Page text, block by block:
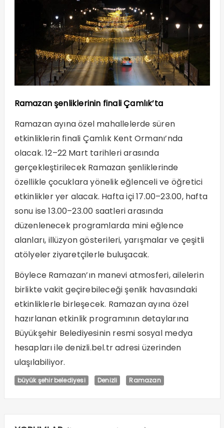
Ramazan şenliklerinin finali Çamlık’ta
Ramazan ayına özel mahallelerde süren
etkinliklerin finali Çamlık Kent Ormanı’nda
olacak. 12–22 Mart tarihleri arasında
gerçekleştirilecek Ramazan şenliklerinde
özellikle çocuklara yönelik eğlenceli ve öğretici
etkinlikler yer alacak. Hafta içi 17.00–23.00, hafta
sonu ise 13.00–23.00 saatleri arasında
düzenlenecek programlarda mini eğlence
alanları, illüzyon gösterileri, yarışmalar ve çeşitli
atölyeler ziyaretçilerle buluşacak.
Böylece Ramazan’ın manevi atmosferi, ailelerin
birlikte vakit geçirebileceği şenlik havasındaki
etkinliklerle birleşecek. Ramazan ayına özel
hazırlanan etkinlik programının detaylarına
Büyükşehir Belediyesinin resmi sosyal medya
hesapları ile denizli.bel.tr adresi üzerinden
ulaşılabiliyor.
büyük şehir belediyesi Denizli Ramazan